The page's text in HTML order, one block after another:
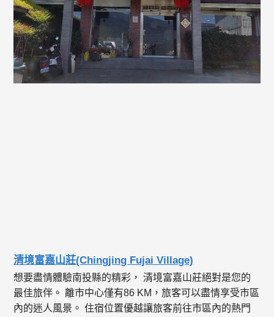
清境富嘉山莊(Chingjing Fujai Village)
想要盡情體驗南投縣的精彩， 清境富嘉山莊絕對是您的
最佳旅伴。 離市中心僅有86 KM，旅客可以盡情享受市區
內的迷人風景。 住宿位置優越讓旅客前往市區內的熱門